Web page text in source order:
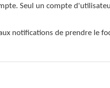
Seul un compte
notifications de prendre le